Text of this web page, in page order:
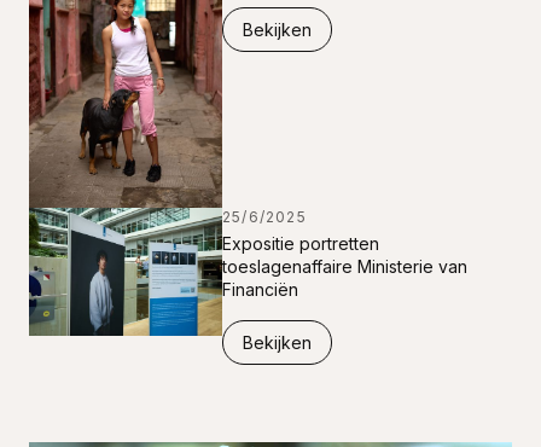
Bekijken
25/6/2025
Expositie portretten
toeslagenaffaire Ministerie van
Financiën
Bekijken